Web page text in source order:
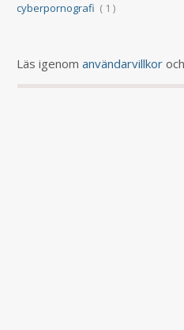
cyberpornografi ( 1 )
Läs igenomanvändarvillkor